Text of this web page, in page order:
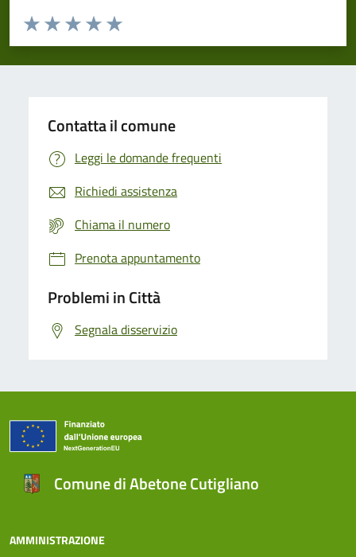
Domanda
Valuta da 1 a 5 stelle la pagina
Valuta 5 stelle su 5
Valuta 4 stelle su 5
Valuta 3 stelle su 5
Valuta 2 stelle su 5
Valuta 1 stelle su 5
Contatta il comune
Leggi le domande frequenti
Richiedi assistenza
Chiama il numero
Prenota appuntamento
Problemi in Città
Segnala disservizio
Comune di Abetone Cutigliano
AMMINISTRAZIONE